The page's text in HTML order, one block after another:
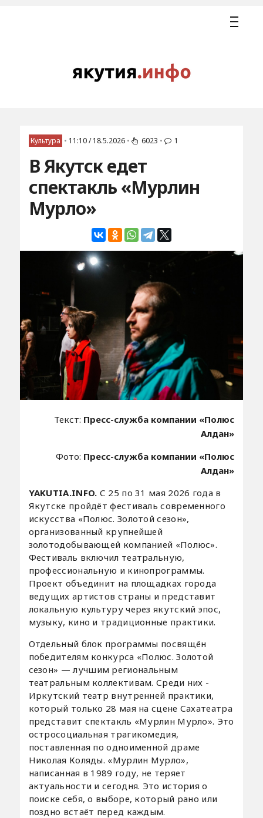
Культура • 11:10 / 18.5.2026 • 6023 • 1
В Якутск едет
спектакль «Мурлин
Мурло»
Текст: Пресс-служба компании «Полюс
Алдан»
Фото: Пресс-служба компании «Полюс
Алдан»
YAKUTIA.INFO. С 25 по 31 мая 2026 года в
Якутске пройдёт фестиваль современного
искусства «Полюс. Золотой сезон»,
организованный крупнейшей
золотодобывающей компанией «Полюс».
Фестиваль включил театральную,
профессиональную и кинопрограммы.
Проект объединит на площадках города
ведущих артистов страны и представит
локальную культуру через якутский эпос,
музыку, кино и традиционные практики.
Отдельный блок программы посвящён
победителям конкурса «Полюс. Золотой
сезон» — лучшим региональным
театральным коллективам. Среди них -
Иркутский театр внутренней практики,
который только 28 мая на сцене Сахатеатра
представит спектакль «Мурлин Мурло». Это
остросоциальная трагикомедия,
поставленная по одноименной драме
Николая Коляды. «Мурлин Мурло»,
написанная в 1989 году, не теряет
актуальности и сегодня. Это история о
поиске себя, о выборе, который рано или
поздно встаёт перед каждым.